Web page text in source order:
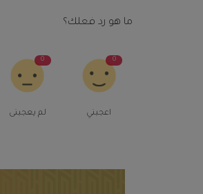
ما هو رد فعلك؟
0
اعجبني
0
لم يعجبنى